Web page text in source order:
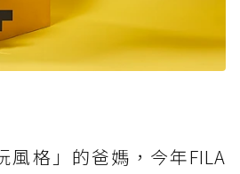
風格」的爸媽，今年FILA